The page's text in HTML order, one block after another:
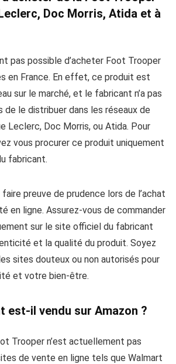
Doc Morris, Atida et à
pas possible d’acheter Foot Trooper
en France. En effet, ce produit est
sur le marché, et le fabricant n’a pas
de le distribuer dans les réseaux de
Leclerc, Doc Morris, ou Atida. Pour
vous procurer ce produit uniquement
fabricant.
preuve de prudence lors de l’achat
en ligne. Assurez-vous de commander
sur le site officiel du fabricant
et la qualité du produit. Soyez
sites douteux ou non autorisés pour
et votre bien-être.
est-il vendu sur Amazon ?
Trooper n’est actuellement pas
de vente en ligne tels que Walmart